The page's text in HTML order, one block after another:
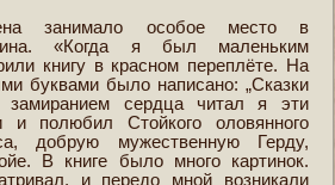
занимало особое место в
«Когда я был маленьким
книгу в красном переплёте. На
буквами было написано: „Сказки
сердца читал я эти
и полюбил Стойкого оловянного
добрую мужественную Герду,
В книге было много картинок.
и передо мной возникали